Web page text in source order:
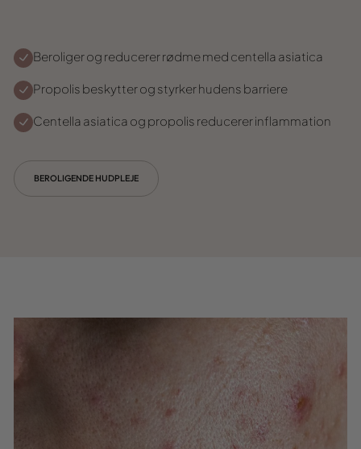
Beroliger og reducerer rødme med centella asiatica
Propolis beskytter og styrker hudens barriere
Centella asiatica og propolis reducerer inflammation
BEROLIGENDE HUDPLEJE